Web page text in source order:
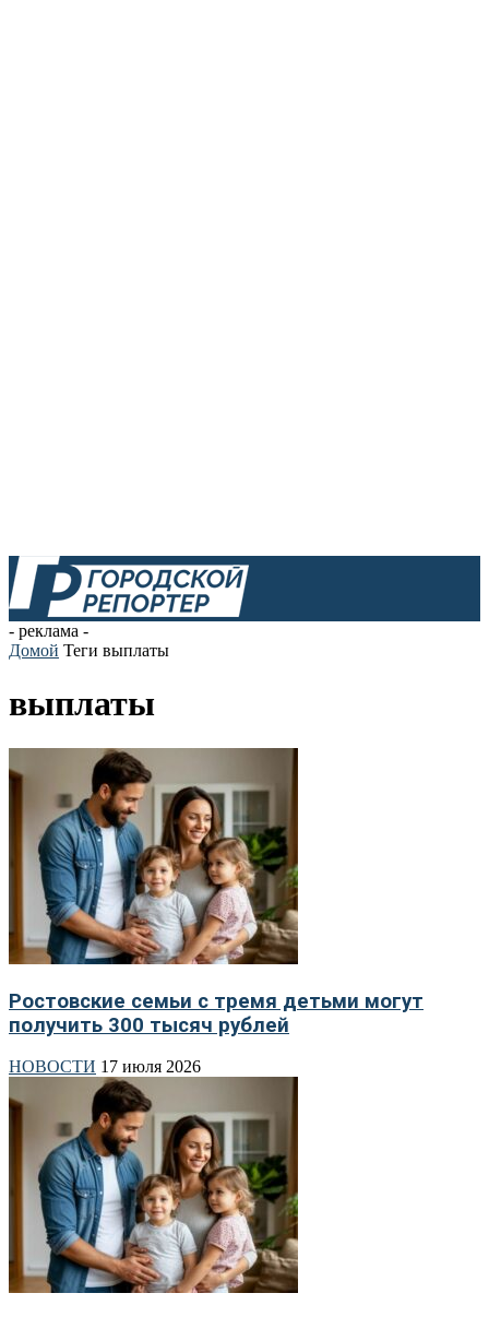
- реклама -
Домой Теги выплаты
выплаты
Ростовские семьи с тремя детьми могут
получить 300 тысяч рублей
НОВОСТИ 17 июля 2026